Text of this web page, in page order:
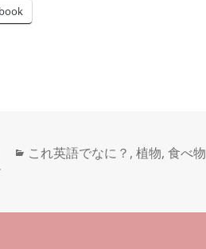
カ
リ
これ英語でなに？ ,植物,食べ
ーム」の英語は？―